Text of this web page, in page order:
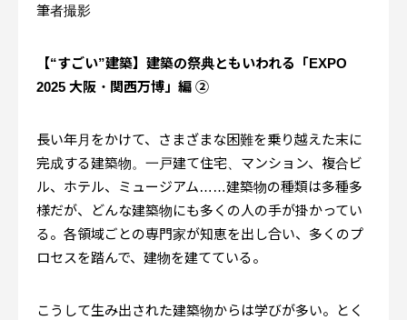
筆者撮影
【“すごい”建築】建築の祭典ともいわれる「EXPO
2025 大阪・関西万博」編 ②
長い年月をかけて、さまざまな困難を乗り越えた末に
完成する建築物。一戸建て住宅、マンション、複合ビ
ル、ホテル、ミュージアム……建築物の種類は多種多
様だが、どんな建築物にも多くの人の手が掛かってい
る。各領域ごとの専門家が知恵を出し合い、多くのプ
ロセスを踏んで、建物を建てている。
こうして生み出された建築物からは学びが多い。とく